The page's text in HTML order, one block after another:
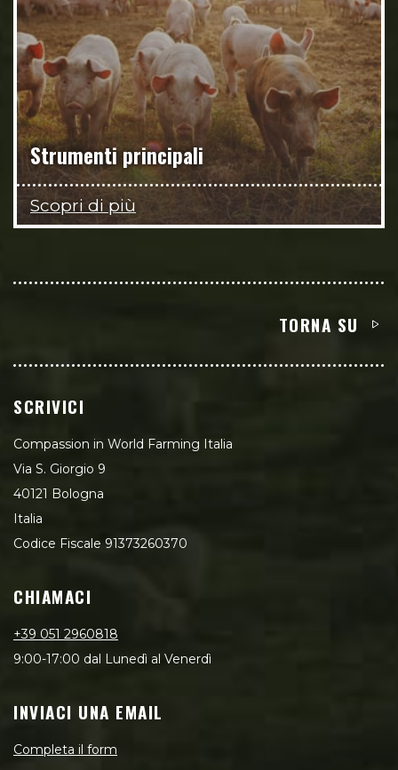
Strumenti principali
Scopri di più
TORNA SU
SCRIVICI
Compassion in World Farming Italia
Via S. Giorgio 9
40121 Bologna
Italia
Codice Fiscale 91373260370
CHIAMACI
+39 051 2960818
9:00-17:00 dal Lunedì al Venerdì
INVIACI UNA EMAIL
Completa il form